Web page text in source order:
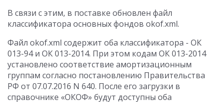
В связи с этим, в поставке обновлен файл
классификатора основных фондов okof.xml.
Файл okof.xml содержит оба классификатора - ОК
013-94 и ОК 013-2014. При этом кодам ОК 013-2014
установлено соответствие амортизационным
группам согласно постановлению Правительства
РФ от 07.07.2016 N 640. После его загрузки в
справочнике «ОКОФ» будут доступны оба